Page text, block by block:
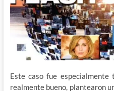
Este caso fue
realmente bueno, plantearon